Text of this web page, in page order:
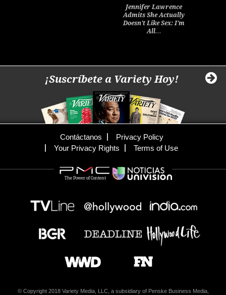
Jennifer Lawrence
Admits She Actually
Doesn't Like Sex: I'm
All…
¡Suscríbete a Variety Hoy!
Contáctanos
Privacy Policy
Your Privacy Rights
Terms of Use
The Power of Content
© Copyright 2018 Variety Media, LLC, a subsidiary of Penske Business Media,